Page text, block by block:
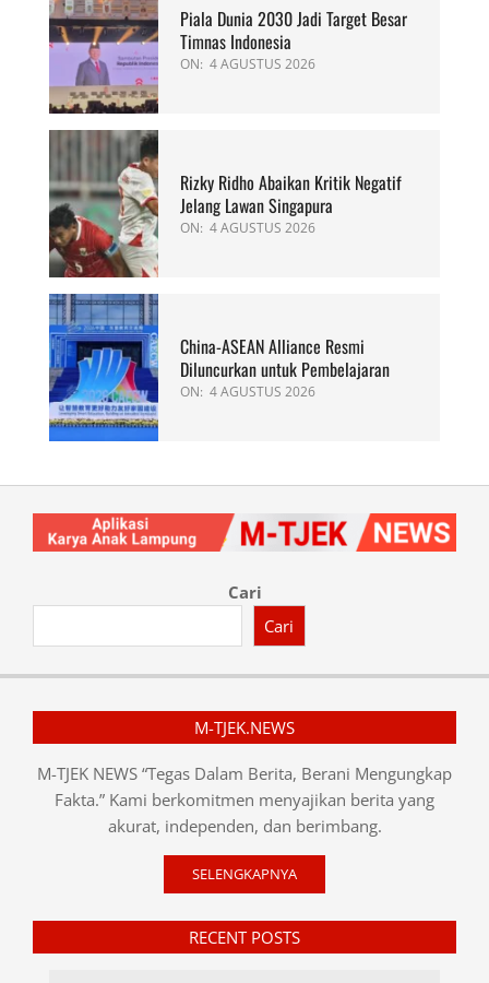
Piala Dunia 2030 Jadi Target Besar
Timnas Indonesia
ON: 4 AGUSTUS 2026
Rizky Ridho Abaikan Kritik Negatif
Jelang Lawan Singapura
ON: 4 AGUSTUS 2026
China-ASEAN Alliance Resmi
Diluncurkan untuk Pembelajaran
ON: 4 AGUSTUS 2026
Cari
Cari
M-TJEK.NEWS
M-TJEK NEWS “Tegas Dalam Berita, Berani Mengungkap
Fakta.” Kami berkomitmen menyajikan berita yang
akurat, independen, dan berimbang.
SELENGKAPNYA
RECENT POSTS